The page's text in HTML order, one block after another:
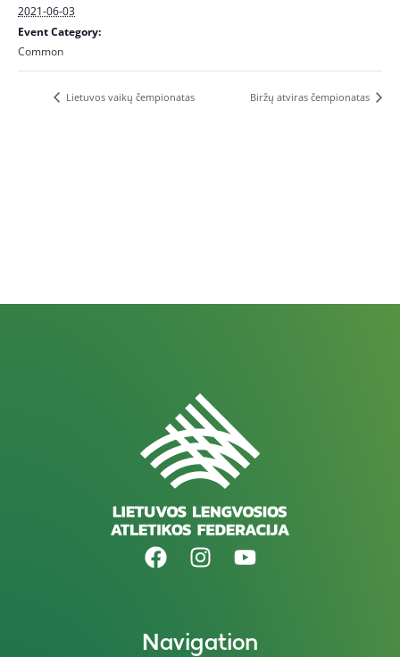
2021-06-03
Event Category:
Common
Lietuvos vaikų čempionatas Biržų atviras čempionatas
Navigation